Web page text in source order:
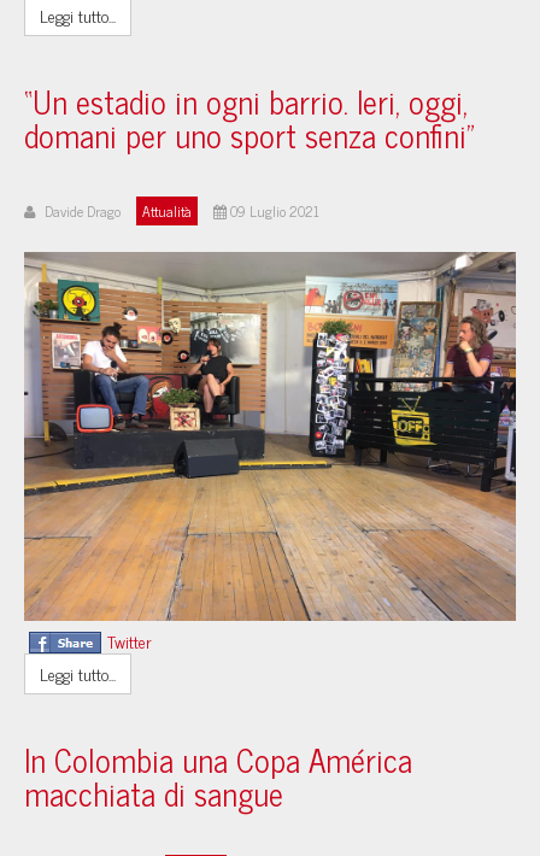
Leggi tutto...
“Un estadio in ogni barrio. Ieri, oggi,
domani per uno sport senza confini”
Davide Drago Attualità 09 Luglio 2021
Twitter
Leggi tutto...
In Colombia una Copa América
macchiata di sangue